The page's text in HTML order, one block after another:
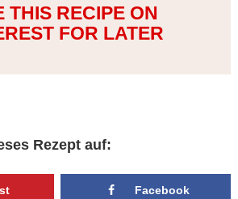
THIS RECIPE ON
FOR LATER
Rezept auf:
Facebook